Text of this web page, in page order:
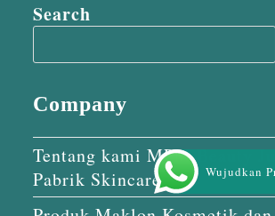
Search
Company
Tentang kami MPM Beauty
Pabrik Skincare
Wujudkan